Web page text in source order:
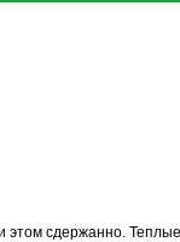
этом сдержанно.